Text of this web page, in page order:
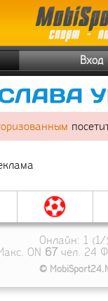
Вход
Онлайн: 1 (1/
ON 67чел. 24
©